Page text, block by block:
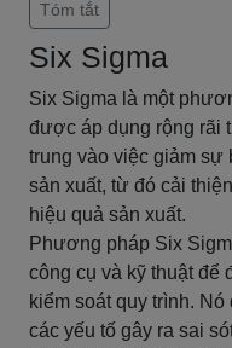
Tóm tắt
Six Sigma
Six Sigma là một
được áp dụng rộng rãi
trung vào việc giảm sự
sản xuất, từ đó cải
hiệu quả sản xuất.
Phương pháp Six
công cụ và kỹ thuật để
kiểm soát quy trình.
các yếu tố gây ra sai